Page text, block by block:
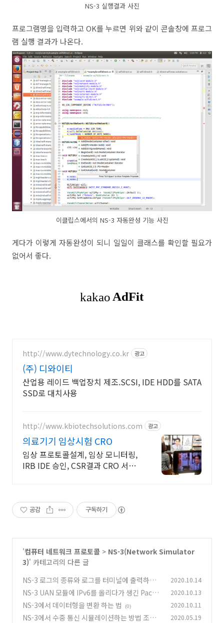
NS-3 실행결과 사진
프로그램명을 입력하고 OK를 누르면 위와 같이 콘솔창에 프로그
램 실행 결과가 나온다.
이클립스에서의 NS-3 자동완성 기능 사진
게다가 이렇게 자동완성이 되니 일일이 클래스를 확인할 필요가
없어서 좋다.
http://www.dytechnology.co.kr 광고
(주) 디와이티
산업용 레이드 백업장치 제조.SCSI, IDE HDD를 SATA
SSD로 대치사용
http://www.kbiotechsolutions.com 광고
의료기기 임상시험 CRO
임상 프로토콜설계, 임상 모니터링,
IRB IDE 승인, CSR결과 CRO 서비
공감 구독하기
'컴퓨터 네트워크 프로토콜 > NS-3(Network Simulator
3)' 카테고리의 다른 글
NS-3 로그의 종류와 로그를 터미널에 출력하는
법 (4)
2020.10.14
NS-3 UAN 모듈에 IPv6를 올리다가 생긴 Packe
tSocketHelper 중복 사용 문제
(0)
2020.10.13
NS-3에서 데이터형을 변환 하는 법 (0) 2020.10.11
NS-3에서 수중 통신 시뮬레이션하는 방법 조사 2020.05.19